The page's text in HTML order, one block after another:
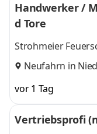
Handwerker /
d Tore
Strohmeier
Neufahrn in
vor 1 Tag
Vertriebsprofi